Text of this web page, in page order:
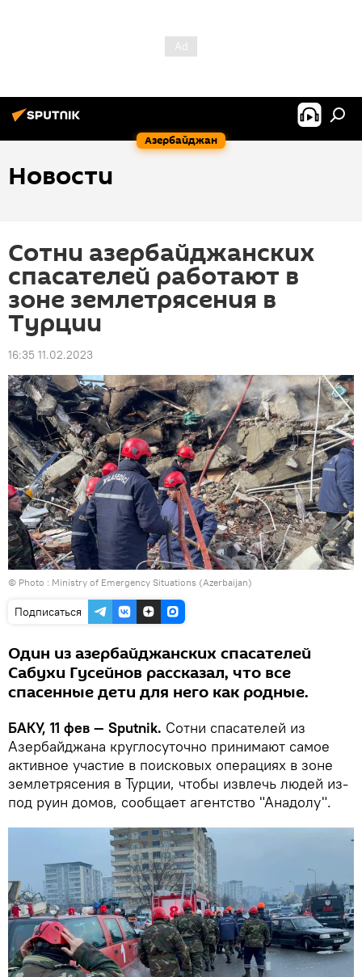
Азербайджан
Новости
Сотни азербайджанских
спасателей работают в
зоне землетрясения в
Турции
16:35 11.02.2023
© Photo : Ministry of Emergency Situations (Azerbaijan)
Подписаться
Один из азербайджанских спасателей
Сабухи Гусейнов рассказал, что все
спасенные дети для него как родные.
БАКУ, 11 фев — Sputnik. Сотни спасателей из
Азербайджана круглосуточно принимают самое
активное участие в поисковых операциях в зоне
землетрясения в Турции, чтобы извлечь людей из-
под руин домов, сообщает агентство "Анадолу".